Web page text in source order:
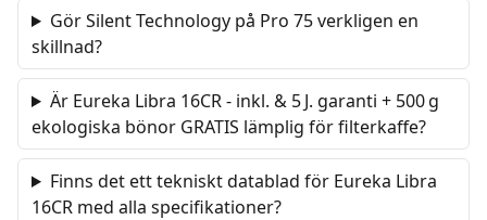
Gör Silent Technology på Pro 75 verkligen en
skillnad?
Är Eureka Libra 16CR - inkl. & 5 J. garanti + 500 g
ekologiska bönor GRATIS lämplig för filterkaffe?
Finns det ett tekniskt datablad för Eureka Libra
16CR med alla specifikationer?